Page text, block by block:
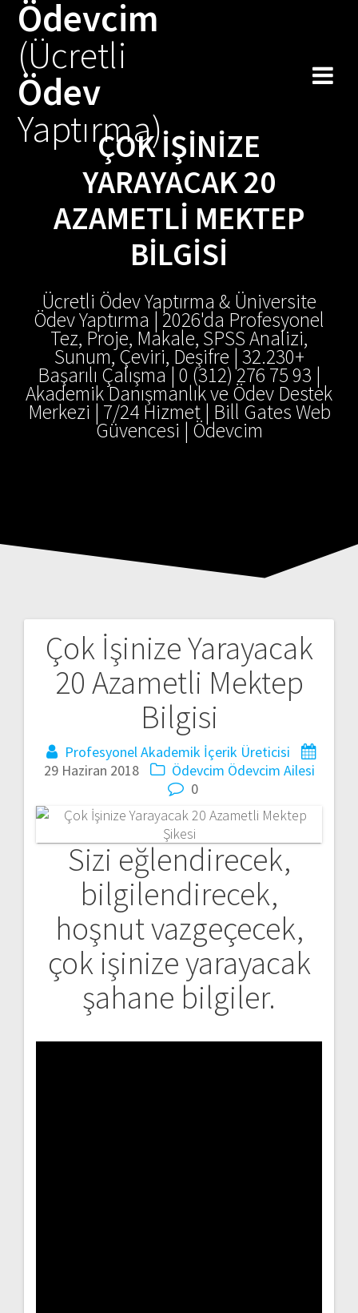
Ödevcim
(Ücretli
Ödev
Yaptırma)ÇOK İŞINIZE
YARAYACAK 20
AZAMETLI MEKTEP
BILGISI
Ücretli Ödev Yaptırma & Üniversite
Ödev Yaptırma | 2026'da Profesyonel
Tez, Proje, Makale, SPSS Analizi,
Sunum, Çeviri, Deşifre | 32.230+
Başarılı Çalışma | 0 (312) 276 75 93 |
Akademik Danışmanlık ve Ödev Destek
Merkezi | 7/24 Hizmet | Bill Gates Web
Güvencesi | Ödevcim
Çok İşinize Yarayacak
20 Azametli Mektep
Bilgisi
Profesyonel Akademik İçerik Üreticisi
29 Haziran 2018
Ödevcim Ödevcim Ailesi
0
Sizi eğlendirecek,
bilgilendirecek,
hoşnut vazgeçecek,
çok işinize yarayacak
şahane bilgiler.
Yazı
gezinmesi